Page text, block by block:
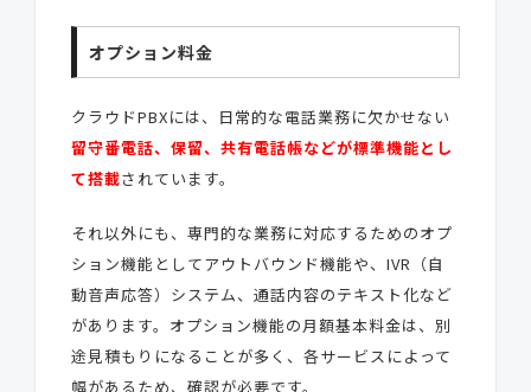
オプション料金
クラウドPBXには、日常的な電話業務に欠かせない
留守番電話、保留、共有電話帳などが標準機能とし
て搭載されています。
それ以外にも、専門的な業務に対応するためのオプ
ション機能としてアウトバウンド機能や、IVR（自
動音声応答）システム、通話内容のテキスト化など
があります。オプション機能の月額基本料金は、別
途見積もりになることが多く、各サービスによって
幅があるため、確認が必要です。